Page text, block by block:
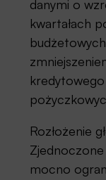
danymi o
kwartałach
Rozłożenie
mocno